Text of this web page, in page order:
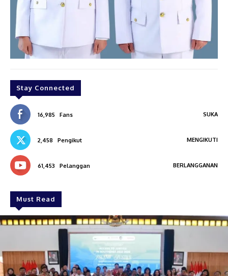
Stay Connected
16,985 Fans SUKA
2,458 Pengikut MENGIKUTI
61,453 Pelanggan BERLANGGANAN
Must Read